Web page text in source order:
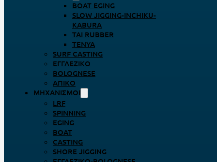
BOAT EGING
SLOW JIGGING-INCHIKU-
KABURA
TAI RUBBER
TENYA
SURF CASTING
ΕΓΓΛΈΖΙΚΟ
BOLOGNESE
ΑΠΊΚΟ
ΜΗΧΑΝΙΣΜΟΊ
LRF
SPINNING
EGING
BOAT
CASTING
SHORE JIGGING